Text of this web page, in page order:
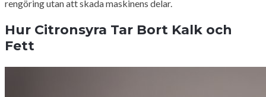
rengöring utan att skada maskinens delar.
Hur Citronsyra Tar Bort Kalk och
Fett